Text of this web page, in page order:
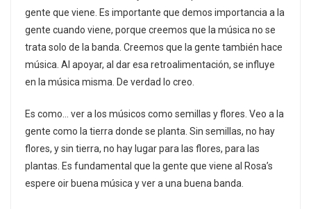
gente que viene. Es importante que demos importancia a la
gente cuando viene, porque creemos que la música no se
trata solo de la banda. Creemos que la gente también hace
música. Al apoyar, al dar esa retroalimentación, se influye
en la música misma. De verdad lo creo.
Es como… ver a los músicos como semillas y flores. Veo a la
gente como la tierra donde se planta. Sin semillas, no hay
flores, y sin tierra, no hay lugar para las flores, para las
plantas. Es fundamental que la gente que viene al Rosa’s
espere oir buena música y ver a una buena banda.